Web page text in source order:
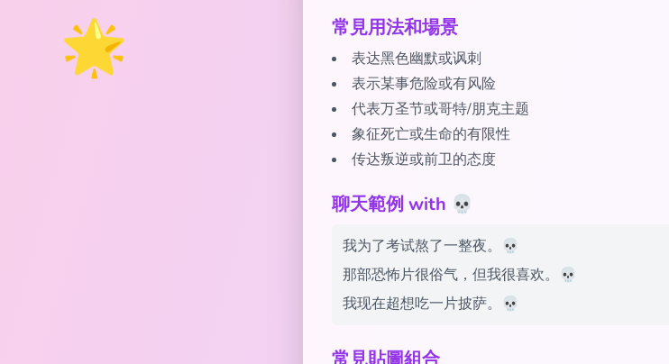
🌟 常見用法和場景
表达黑色幽默或讽刺
表示某事危险或有风险
代表万圣节或哥特/朋克主题
象征死亡或生命的有限性
传达叛逆或前卫的态度
聊天範例 with 💀
我为了考试熬了一整夜。💀
那部恐怖片很俗气，但我很喜欢。💀
我现在超想吃一片披萨。💀
常見貼圖組合